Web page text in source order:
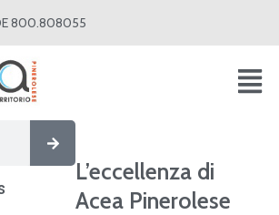
800.808055
Cerca
L’eccellenza di
Acea Pinerolese